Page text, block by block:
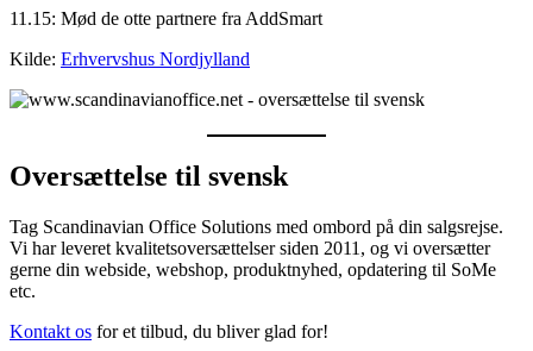
11.15: Mød de otte partnere fra AddSmart
Kilde: Erhvervshus Nordjylland
Oversættelse til svensk
Tag Scandinavian Office Solutions med ombord på din salgsrejse.
Vi har leveret kvalitetsoversættelser siden 2011, og vi oversætter
gerne din webside, webshop, produktnyhed, opdatering til SoMe
etc.
Kontakt os for et tilbud, du bliver glad for!